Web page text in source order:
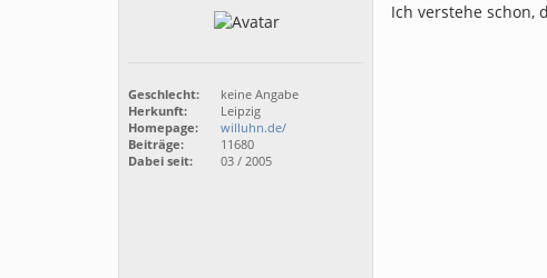
Geschlecht:
keine Angabe
Herkunft:
Leipzig
Homepage:
willuhn.de/
Beiträge:
11680
Dabei seit:
03 / 2005
Ich verstehe schon,